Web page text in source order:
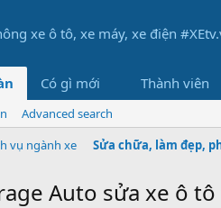
Có gì mới Thành viên
Advanced search
vụ ngành xe Sửa chữa, làm đẹp,
Auto sửa xe ô